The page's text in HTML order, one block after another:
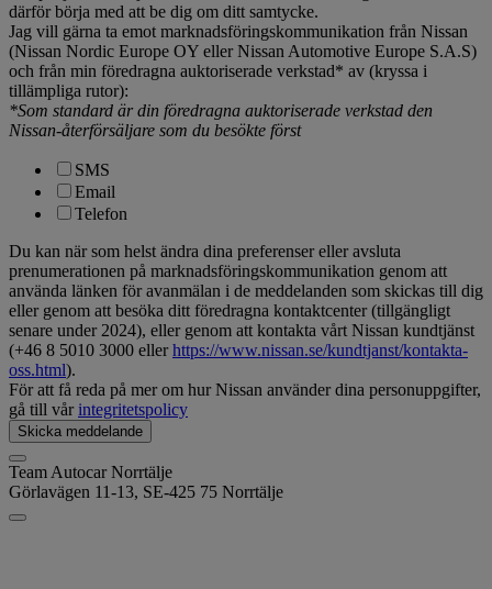
därför börja med att be dig om ditt samtycke.
Jag vill gärna ta emot marknadsföringskommunikation från Nissan
(Nissan Nordic Europe OY eller Nissan Automotive Europe S.A.S)
och från min föredragna auktoriserade verkstad* av (kryssa i
tillämpliga rutor):
*Som standard är din föredragna auktoriserade verkstad den
Nissan-återförsäljare som du besökte först
SMS
Email
Telefon
Du kan när som helst ändra dina preferenser eller avsluta
prenumerationen på marknadsföringskommunikation genom att
använda länken för avanmälan i de meddelanden som skickas till dig
eller genom att besöka ditt föredragna kontaktcenter (tillgängligt
senare under 2024), eller genom att kontakta vårt Nissan kundtjänst
(+46 8 5010 3000 ellerhttps://www.nissan.se/kundtjanst/kontakta-
oss.html).
För att få reda på mer om hur Nissan använder dina personuppgifter,
gå till vår integritetspolicy
Skicka meddelande
Team Autocar Norrtälje
Görlavägen 11-13, SE-425 75 Norrtälje